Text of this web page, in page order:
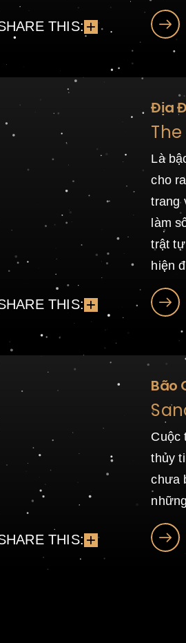
THIS:
THIS:
Địa
Là
cho
trang
làm
trật
hiện
THIS:
Bão
Cuộc
thủy
chưa